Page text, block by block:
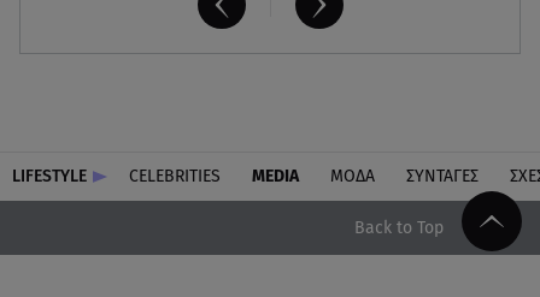
LIFESTYLE CELEBRITIES MEDIA ΜΟΔΑ ΣΥΝΤΑΓΕΣ
Back to Top